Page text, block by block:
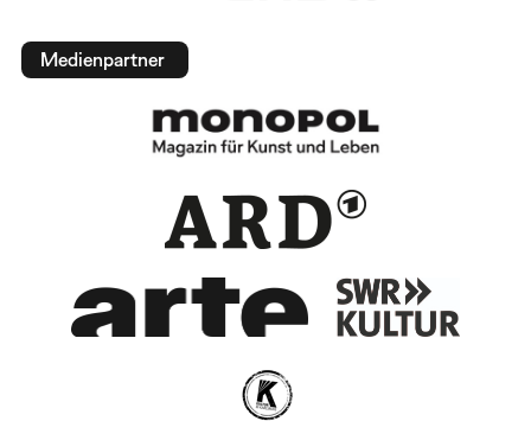
Medienpartner